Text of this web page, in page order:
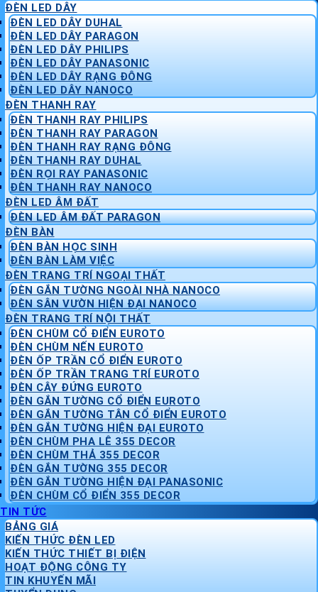
ĐÈN LED DÂY
ĐÈN LED DÂY DUHAL
ĐÈN LED DÂY PARAGON
ĐÈN LED DÂY PHILIPS
ĐÈN LED DÂY PANASONIC
ĐÈN LED DÂY RẠNG ĐÔNG
ĐÈN LED DÂY NANOCO
ĐÈN THANH RAY
ĐÈN THANH RAY PHILIPS
ĐÈN THANH RAY PARAGON
ĐÈN THANH RAY RẠNG ĐÔNG
ĐÈN THANH RAY DUHAL
ĐÈN RỌI RAY PANASONIC
ĐÈN THANH RAY NANOCO
ĐÈN LED ÂM ĐẤT
ĐÈN LED ÂM ĐẤT PARAGON
ĐÈN BÀN
ĐÈN BÀN HỌC SINH
ĐÈN BÀN LÀM VIỆC
ĐÈN TRANG TRÍ NGOẠI THẤT
ĐÈN GẮN TƯỜNG NGOÀI NHÀ NANOCO
ĐÈN SÂN VƯỜN HIỆN ĐẠI NANOCO
ĐÈN TRANG TRÍ NỘI THẤT
ĐÈN CHÙM CỔ ĐIỂN EUROTO
ĐÈN CHÙM NẾN EUROTO
ĐÈN ỐP TRẦN CỔ ĐIỂN EUROTO
ĐÈN ỐP TRẦN TRANG TRÍ EUROTO
ĐÈN CÂY ĐỨNG EUROTO
ĐÈN GẮN TƯỜNG CỔ ĐIỂN EUROTO
ĐÈN GẮN TƯỜNG TÂN CỔ ĐIỂN EUROTO
ĐÈN GẮN TƯỜNG HIỆN ĐẠI EUROTO
ĐÈN CHÙM PHA LÊ 355 DECOR
ĐÈN CHÙM THẢ 355 DECOR
ĐÈN GẮN TƯỜNG 355 DECOR
ĐÈN GẮN TƯỜNG HIỆN ĐẠI PANASONIC
ĐÈN CHÙM CỔ ĐIỂN 355 DECOR
TIN TỨC
BẢNG GIÁ
KIẾN THỨC ĐÈN LED
KIẾN THỨC THIẾT BỊ ĐIỆN
HOẠT ĐỘNG CÔNG TY
TIN KHUYẾN MÃI